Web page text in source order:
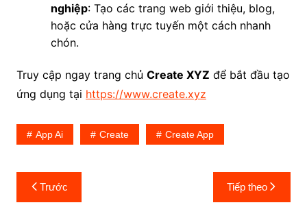
nghiệp: Tạo các trang web giới thiệu, blog,
hoặc cửa hàng trực tuyến một cách nhanh
chón.
Truy cập ngay trang chủ Create XYZ để bắt đầu tạo
ứng dụng tại https://www.create.xyz
App Ai Create Create App
ĐiềuTrước Tiếp theo